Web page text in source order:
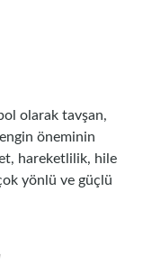
olarak tavşan,
öneminin
hareketlilik, hile
yönlü ve güçlü